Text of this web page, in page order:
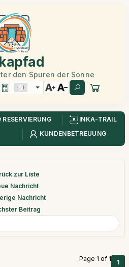
den Spuren der Sonne
RESERVIERUNG
INKA-TRAIL
KUNDENBETREUUNG
zur Liste
Nachricht
Nachricht
Beitrag
Page 1 of 1 1